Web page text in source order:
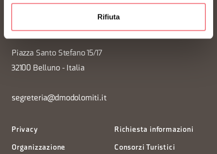
Rifiuta
Piazza Santo Stefano 15/17
32100 Belluno - Italia
segreteria@dmodolomiti.it
Privacy
Organizzazione
Richiesta informazioni
Consorzi Turistici